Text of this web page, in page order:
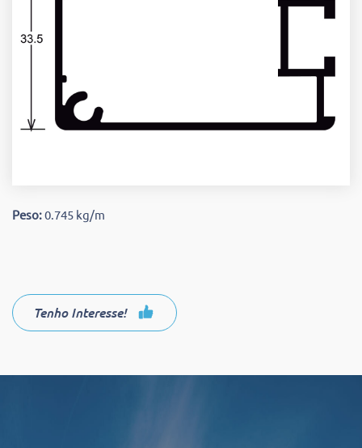
Peso:0.745 kg/m
Tenho Interesse!